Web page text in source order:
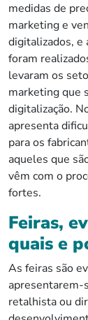
medidas de
marketing e
digitalizados, e
foram
levaram os
marketing que
digitalização.
apresenta
para os
aqueles que
vêm com o
fortes.
Feiras,
quais e
As feiras são
apresentarem-
retalhista ou